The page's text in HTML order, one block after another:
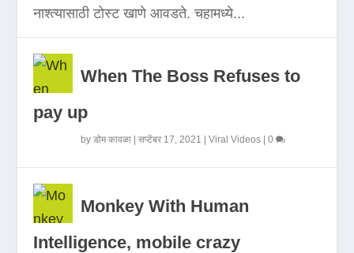
नाश्त्यासाठी टोस्ट खाणे आवडते. चहामध्ये...
When The Boss Refuses to
pay up
byडोम कावळा |सप्टेंबर 17, 2021 |Viral Videos |0
Monkey With Human
Intelligence, mobile crazy